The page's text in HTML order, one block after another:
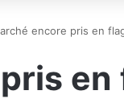
encore pris en
en